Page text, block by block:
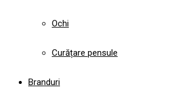
Ochi
Curățare pensule
Branduri